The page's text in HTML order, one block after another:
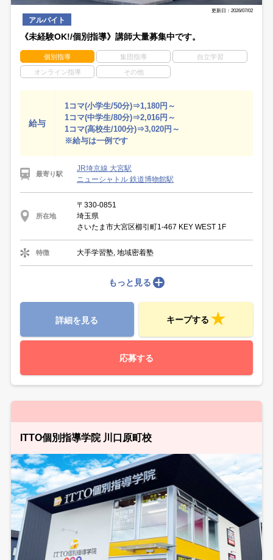
更新日：2026/07/02
アルバイト
《未経験OK!/個別指導》講師大量募集中です。
個別指導 集団指導 自立学習
オンライン指導 その他
給与
1コマ(小学生/50分)⇒1,180円～
1コマ(中学生/80分)⇒2,016円～
1コマ(高校生/100分)⇒3,020円～
※給与は一例です
最寄り駅
JR埼京線 大宮駅
ニューシャトル 鉄道博物館駅
所在地
〒330-0851
埼玉県
さいたま市大宮区櫛引町1-467 KEY WEST 1F
特徴 大手学習塾, 地域密着塾
もっと見る
詳細を見る キープする
応募する
ITTO個別指導学院 川口原町校